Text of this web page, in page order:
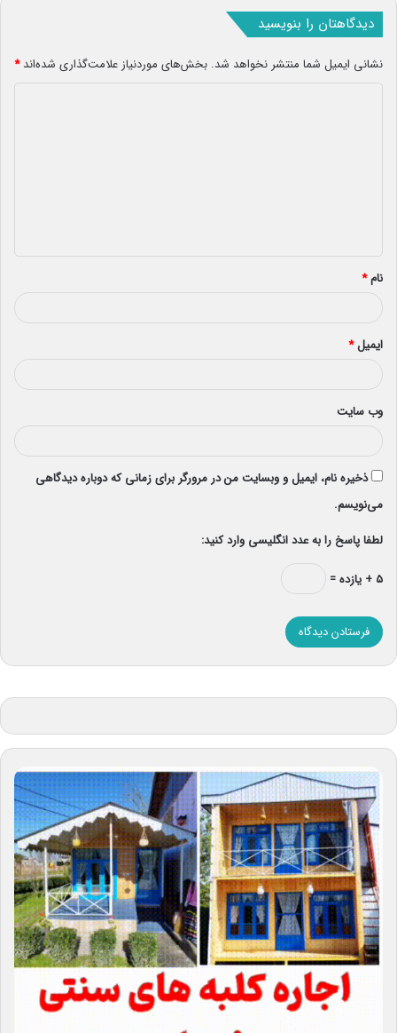
دیدگاهتان را بنویسید
نشانی ایمیل شما منتشر نخواهد شد. بخش‌های موردنیاز علامت‌گذاری شده‌اند*
*
نام*
ایمیل*
وب‌ سایت
ذخیره نام، ایمیل و وبسایت من در مرورگر برای زمانی که دوباره دیدگاهی
می‌نویسم.
لطفا پاسخ را به عدد انگلیسی وارد کنید:
۵ + یازده =